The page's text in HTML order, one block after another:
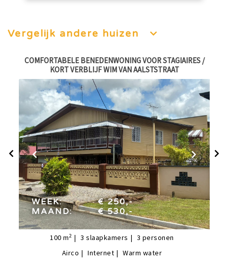
Vergelijk andere huizen
COMFORTABELE BENEDENWONING VOOR STAGIAIRES /
KORT VERBLIJF WIM VAN AALSTSTRAAT
week:
€ 250,-
maand:€ 530,-
WEEK:
€ 250,-
MAAND:
€ 530,-
100 m2 3 slaapkamers 3 personen
Airco
Internet Warm water